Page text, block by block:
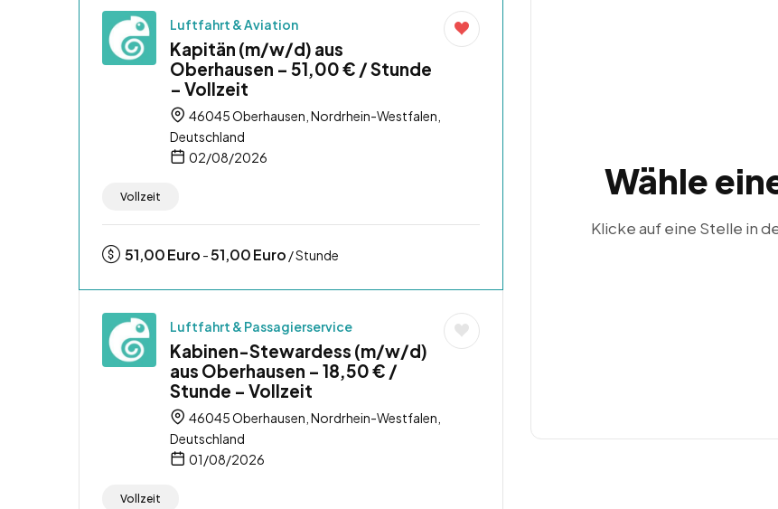
Luftfahrt & Aviation
Kapitän (m/w/d) aus
Oberhausen – 51,00 € / Stunde
– Vollzeit
46045 Oberhausen, Nordrhein-Westfalen,
Deutschland
02/08/2026
Vollzeit
51,00Euro -51,00Euro / Stunde
Luftfahrt & Passagierservice
Kabinen-Stewardess (m/w/d)
aus Oberhausen – 18,50 € /
Stunde – Vollzeit
46045 Oberhausen, Nordrhein-Westfalen,
Deutschland
01/08/2026
Vollzeit
Wähle
Klicke auf eine Stelle in